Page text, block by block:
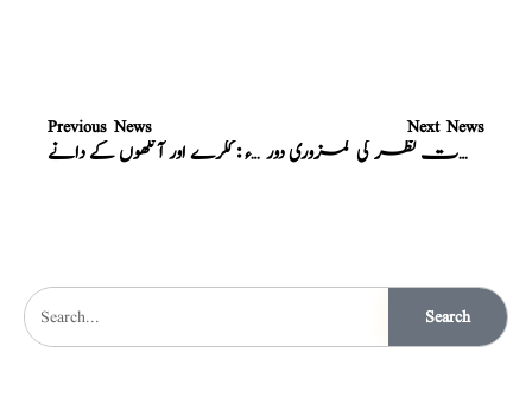
Previous News
نسخہ الشفاء : ککرے اور آنکھوں کے دانے
Next News
نسخہ الشفاء : عینک سے نجات نظر کی کمزوری دور
Search